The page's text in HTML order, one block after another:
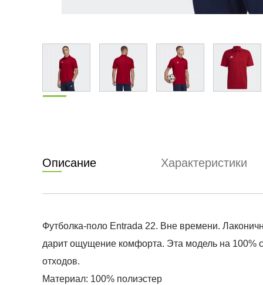
Описание Характеристики
Футболка-поло Entrada 22. Вне времени.
дарит ощущение комфорта. Эта модель на 100%
отходов.
Материал: 100% полиэстер